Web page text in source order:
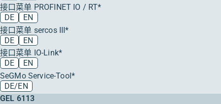
接口菜单 PROFINET IO / RT*
DE
EN
接口菜单 sercos III*
DE
EN
接口菜单 IO-Link*
DE
EN
SeGMo Service-Tool*
DE/EN
GEL 6113